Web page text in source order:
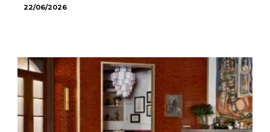
22/06/2026